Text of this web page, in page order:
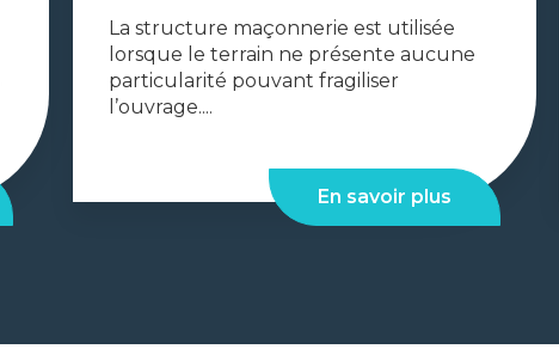
La structure maçonnerie est utilisée
lorsque le terrain ne présente aucune
particularité pouvant fragiliser
l’ouvrage....
En savoir plus